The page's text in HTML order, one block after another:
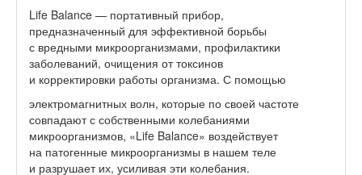
Life Balance — портативный прибор,
предназначенный для эффективной борьбы
с вредными микроорганизмами, профилактики
заболеваний, очищения от токсинов
и корректировки работы организма. С помощью
электромагнитных волн, которые по своей частоте
совпадают с собственными колебаниями
микроорганизмов, «Life Balance» воздействует
на патогенные микроорганизмы в нашем теле
и разрушает их, усиливая эти колебания.